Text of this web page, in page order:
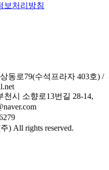
보처리방침
동로79(수석프라자 403호) /
시 소향로13번길 28-14,
) All rights reserved.